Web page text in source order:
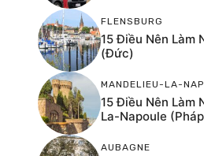
FLENSBURG
15 Điều Nên Làm
(Đức)
MANDELIEU-LA-
15 Điều Nên Làm
La-Napoule
AUBAGNE